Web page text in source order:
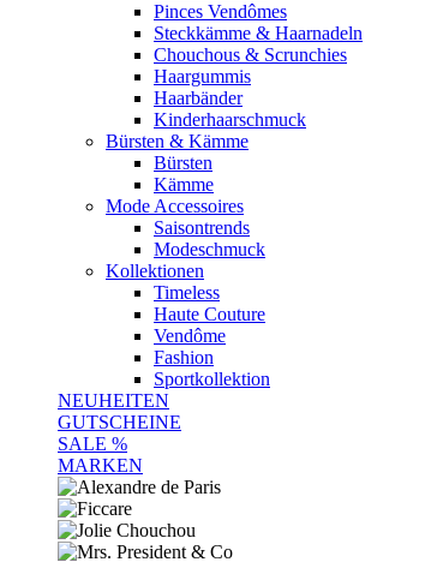
Pinces Vendômes
Steckkämme & Haarnadeln
Chouchous & Scrunchies
Haargummis
Haarbänder
Kinderhaarschmuck
Bürsten & Kämme
Bürsten
Kämme
Mode Accessoires
Saisontrends
Modeschmuck
Kollektionen
Timeless
Haute Couture
Vendôme
Fashion
Sportkollektion
NEUHEITEN
GUTSCHEINE
SALE %
MARKEN